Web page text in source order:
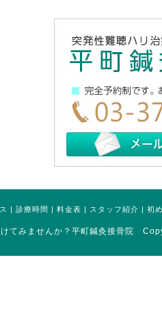
| 診療時間 | 料金表 | スタッフ紹介 | 初
けてみませんか？平町鍼灸接骨院